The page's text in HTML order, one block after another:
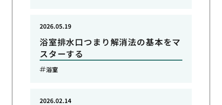
浴室排水口つまり解消法の基本をマ
スターする
2026.05.19
浴室
2026.02.14